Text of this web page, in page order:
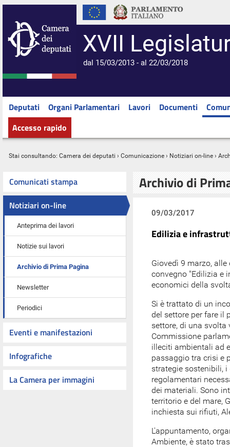
XVII
dal 15/03/2013 - al 22/03/2018
Deputati Organi Parlamentari Lavori Documenti
Accesso rapido
Stai consultando: Camera dei deputati › Comunicazione › Notiziari on-line ›
Comunicati stampa
Notiziari on-line
Anteprima dei lavori
Notizie sui lavori
Archivio di Prima Pagina
Newsletter
Periodici
Eventi e manifestazioni
Infografiche
La Camera per immagini
Archivio di
09/03/2017
Edilizia e
Giovedì 9 marzo,
convegno "Edilizia e
economici della
Si è trattato di un
del settore per fare il
settore, di una
Commissione
illeciti ambientali ad
passaggio tra crisi e
strategie sostenibili,
regolamentari
dei materiali. Sono
territorio e del mare,
inchiesta sui rifiuti,
L'appuntamento,
Ambiente, è stato